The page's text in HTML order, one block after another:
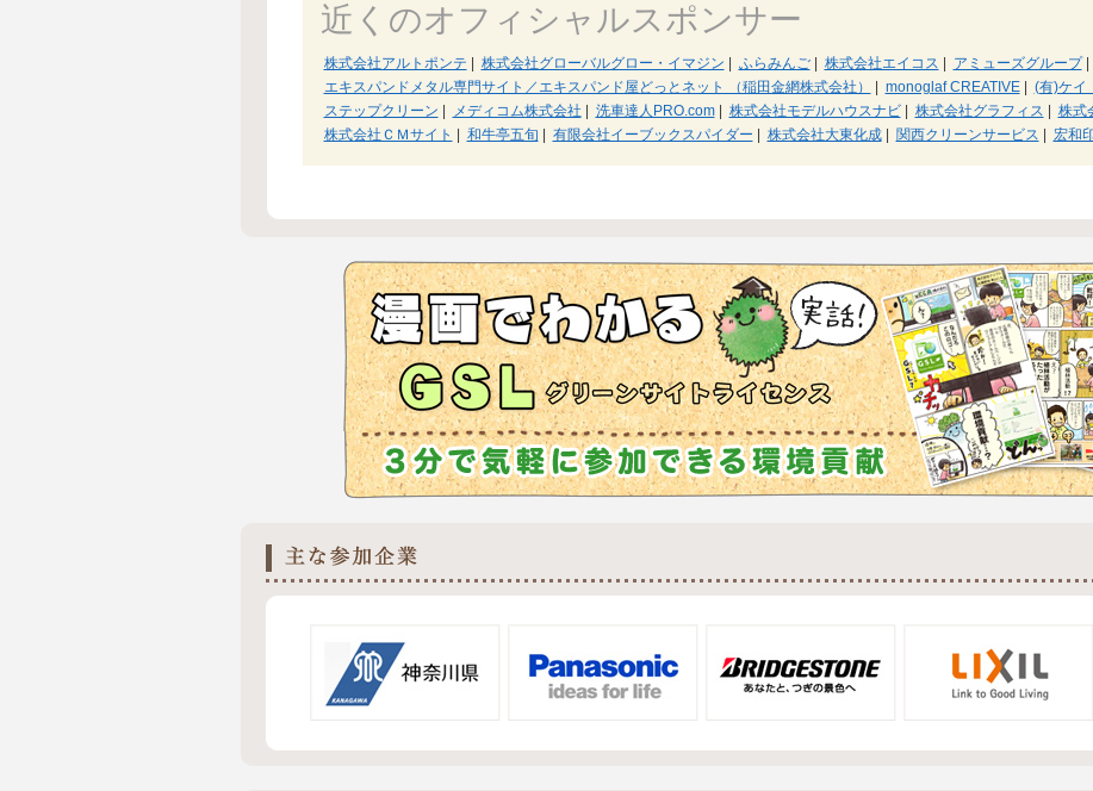
近くのオフィシャルスポンサー
株式会社アルトポンテ 株式会社グローバルグロー・イマジン ふらみんご| 株式会社エイコス アミューズグループ|
エキスパンドメタル専門サイト／エキスパンド屋どっとネット （稲田金網株式会社）
monoglaf CREATIVE| (有)ケイ
ステップクリーン
メディコム株式会社 洗車達人PRO.com| 株式会社モデルハウスナビ| 株式会社グラフィス 株式
株式会社ＣＭサイト
和牛亭五旬 有限会社イーブックスパイダー 株式会社大東化成| 関西クリーンサービス 宏和